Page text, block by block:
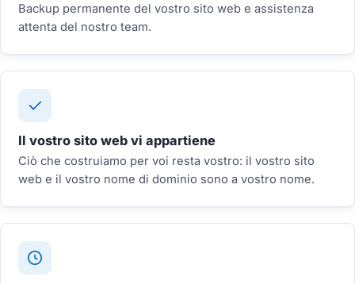
Backup permanente del vostro sito web e assistenza
attenta del nostro team.
Il vostro sito web vi appartiene
Ciò che costruiamo per voi resta vostro: il vostro sito
web e il vostro nome di dominio sono a vostro nome.